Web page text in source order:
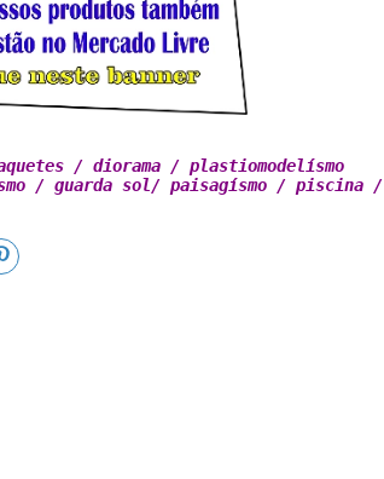
/ diorama / plastiomodelísmo
/ guarda sol/ paisagísmo / piscina /